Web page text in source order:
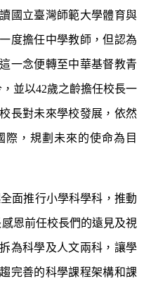
國立臺灣師範大學體育與
度擔任中學教師，但認為
一念便轉至中華基督教青
並以42歲之齡擔任校長一
長對未來學校發展，依然
，規劃未來的使命為目
面推行小學科學科，推動
恩前任校長們的遠見及視
為科學及人文兩科，讓學
完善的科學課程架構和課